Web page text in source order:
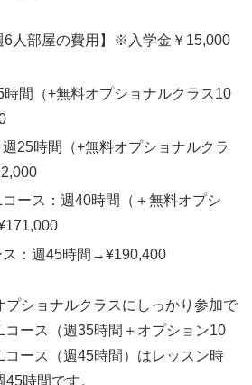
6人部屋の費用】※入学金￥15,000
時間（+無料オプショナルクラス10
25時間（+無料オプショナルクラ
ース：週40時間（＋無料オプシ
ス：週45時間→¥190,400
プショナルクラスにしっかり参加で
コース（週35時間＋オプション10
ース（週45時間）はレッスン時
時間です。